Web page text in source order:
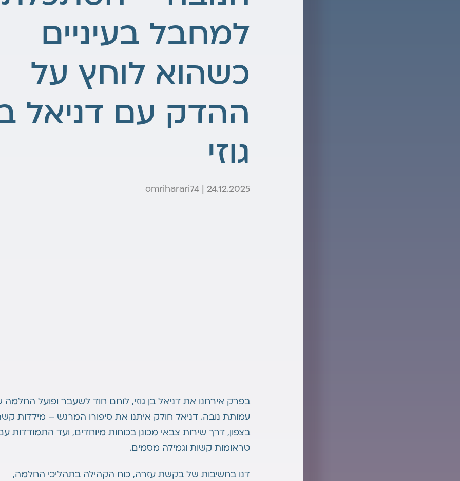
למחבל בעיניים
כשהוא לוחץ על
ההדק עם דניאל
גוזי
omriharari74 | 24.12.2025
בפרק אירחנו את דניאל בן גוזי, לוחם חוד לשעבר ופועל החלמה
עמותת נובה. דניאל חולק איתנו את סיפורו המרגש – מילדות
בצפון, דרך שירות צבאי מכונן בכוחות מיוחדים, ועד התמודדות
טראומות קשות וגמילה מסמים.
דנו בחשיבות של בקשת עזרה, כוח הקהילה בתהליכי החלמה,